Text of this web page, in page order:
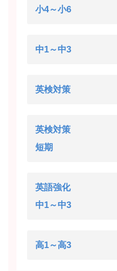
小4～小6
中1～中3
英検対策
英検対策
短期
英語強化
中1～中3
高1～高3